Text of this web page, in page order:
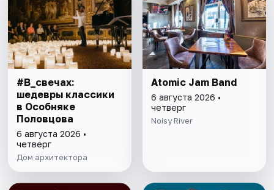
#В_свечах:
шедевры классики
в Особняке
Половцова
6 августа 2026 •
четверг
Дом архитектора
Atomic Jam Band
6 августа 2026 •
четверг
Noisy River